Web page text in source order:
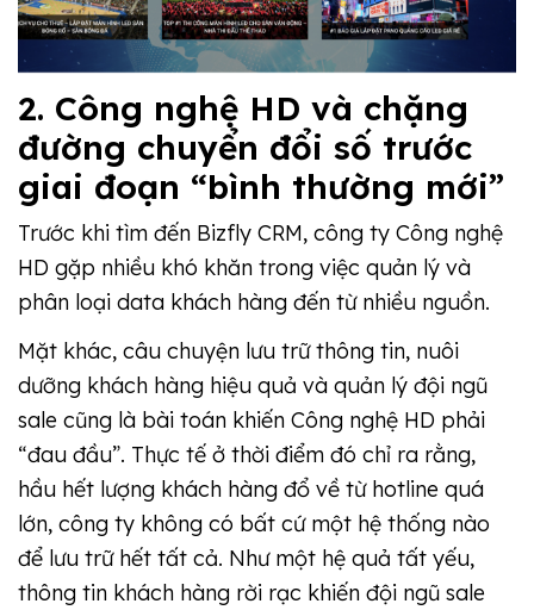
2. Công nghệ HD và chặng
đường chuyển đổi số trước
giai đoạn “bình thường mới”
Trước khi tìm đến Bizfly CRM, công ty Công nghệ
HD gặp nhiều khó khăn trong việc quản lý và
phân loại data khách hàng đến từ nhiều nguồn.
Mặt khác, câu chuyện lưu trữ thông tin, nuôi
dưỡng khách hàng hiệu quả và quản lý đội ngũ
sale cũng là bài toán khiến Công nghệ HD phải
“đau đầu”. Thực tế ở thời điểm đó chỉ ra rằng,
hầu hết lượng khách hàng đổ về từ hotline quá
lớn, công ty không có bất cứ một hệ thống nào
để lưu trữ hết tất cả. Như một hệ quả tất yếu,
thông tin khách hàng rời rạc khiến đội ngũ sale